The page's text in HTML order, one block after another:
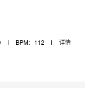
I BPM：112 I 详情